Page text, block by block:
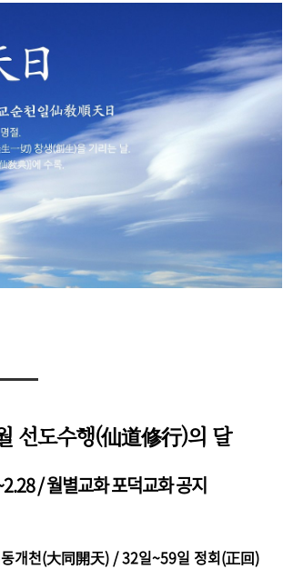
선도수행(仙道修行)의 달
/ 월별교화 포덕교화 공지
개천(大同開天) / 32일~59일 정회(正回)